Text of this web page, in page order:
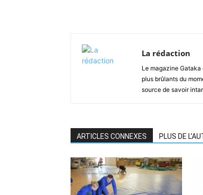
La rédaction
Le magazine
plus brûlants du
source de savoir
ARTICLES CONNEXES PLUS DE